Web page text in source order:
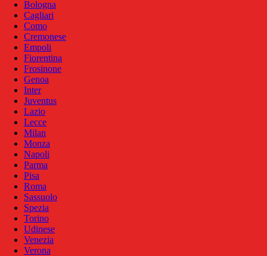
Bologna
Cagliari
Como
Cremonese
Empoli
Fiorentina
Frosinone
Genoa
Inter
Juventus
Lazio
Lecce
Milan
Monza
Napoli
Parma
Pisa
Roma
Sassuolo
Spezia
Torino
Udinese
Venezia
Verona